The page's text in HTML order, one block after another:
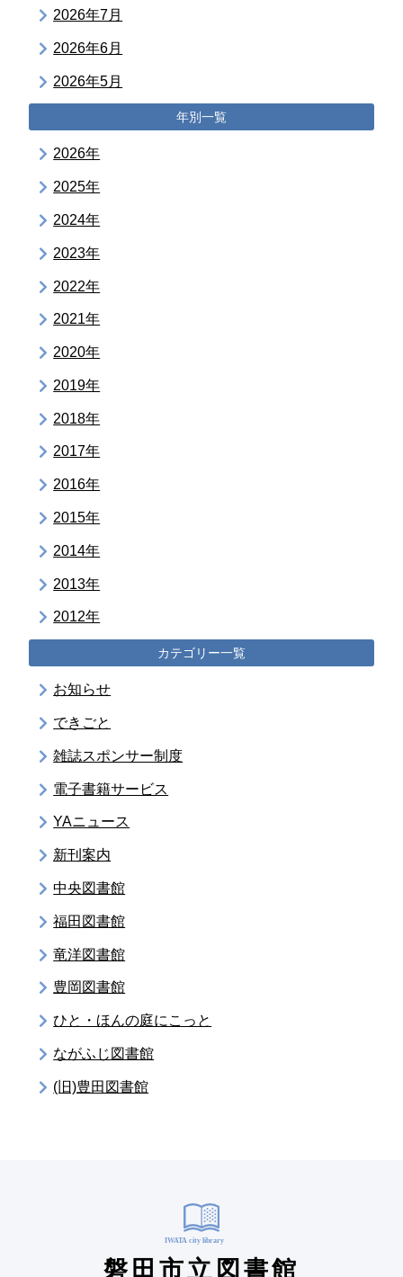
2026年7月
2026年6月
2026年5月
年別一覧
2026年
2025年
2024年
2023年
2022年
2021年
2020年
2019年
2018年
2017年
2016年
2015年
2014年
2013年
2012年
カテゴリー一覧
お知らせ
できごと
雑誌スポンサー制度
電子書籍サービス
YAニュース
新刊案内
中央図書館
福田図書館
竜洋図書館
豊岡図書館
ひと・ほんの庭にこっと
ながふじ図書館
(旧)豊田図書館
磐田市立図書館